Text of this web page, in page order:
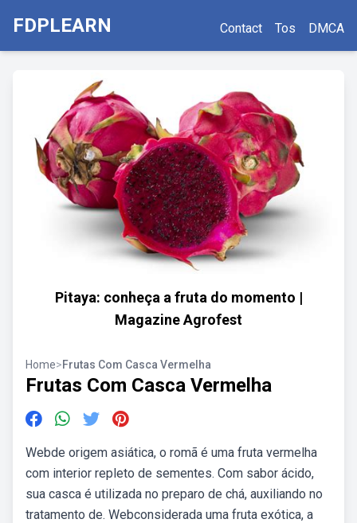
FDPLEARN Contact Tos DMCA
Pitaya: conheça a fruta do momento |
Magazine Agrofest
Home>Frutas Com Casca Vermelha
Frutas Com Casca Vermelha
Webde origem asiática, o romã é uma fruta vermelha
com interior repleto de sementes. Com sabor ácido,
sua casca é utilizada no preparo de chá, auxiliando no
tratamento de. Webconsiderada uma fruta exótica, a